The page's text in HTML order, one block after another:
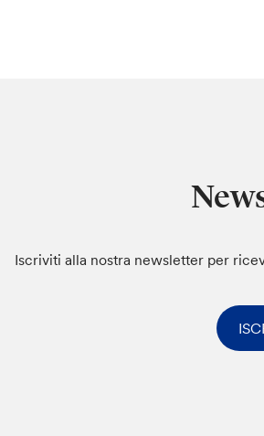
Iscriviti alla nostra newsletter per